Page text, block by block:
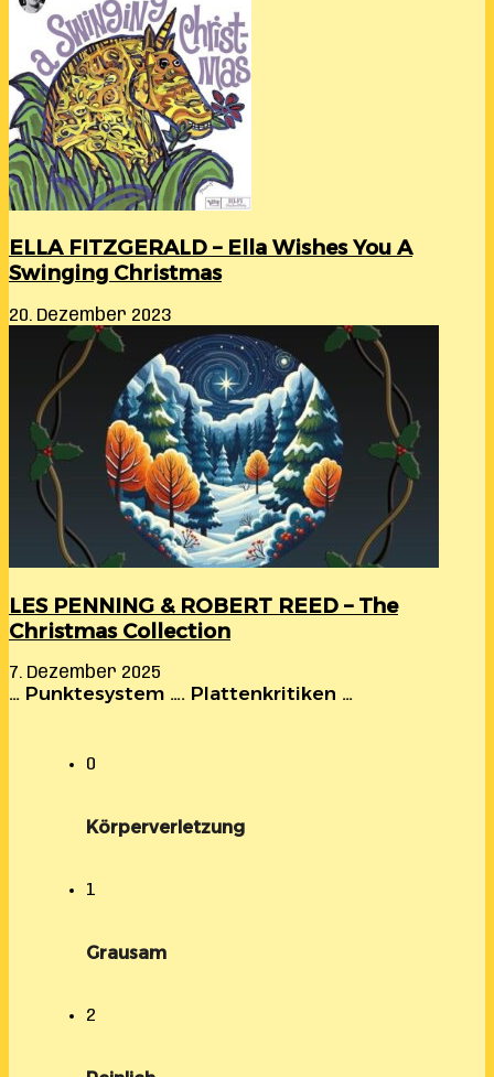
ELLA FITZGERALD – Ella Wishes You A
Swinging Christmas
20. Dezember 2023
LES PENNING & ROBERT REED – The
Christmas Collection
7. Dezember 2025
… Punktesystem …. Plattenkritiken …
0
Körperverletzung
1
Grausam
2